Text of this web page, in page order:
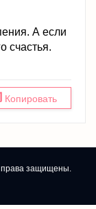
А если
счастья.
Копировать
права защищены.